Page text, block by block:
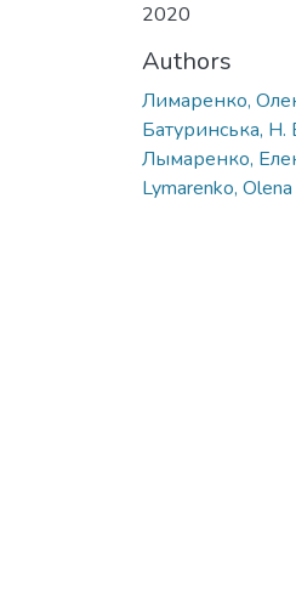
2020
Authors
Лимаренко,
Батуринська, Н.
Лымаренко,
Lymarenko,